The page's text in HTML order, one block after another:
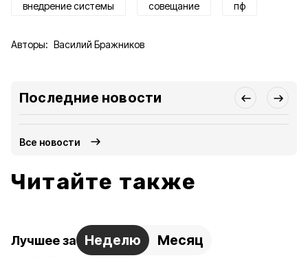
внедрение системы совещание пф
Авторы: Василий Бражников
Последние новости
Все новости
Читайте также
Лучшее за Неделю Месяц